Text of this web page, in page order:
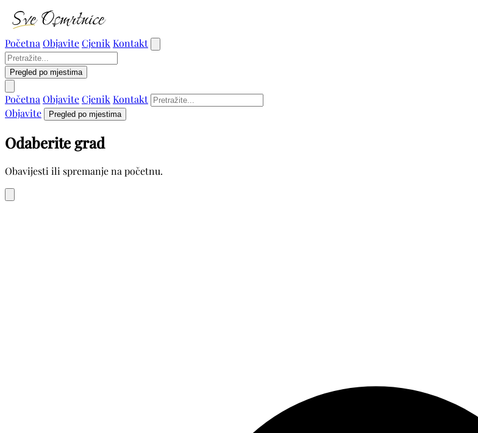
Početna ObjaviteCjenik Kontakt
Pregled po mjestima
Početna ObjaviteCjenik Kontakt
Objavite
Pregled po mjestima
Odaberite grad
Obavijesti ili spremanje na početnu.